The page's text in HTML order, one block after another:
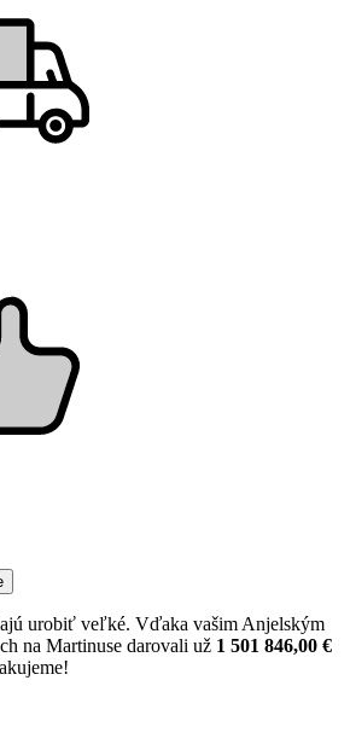
urobiť veľké. Vďaka vašim Anjelským
na Martinuse darovali už 1 501 846,00 €